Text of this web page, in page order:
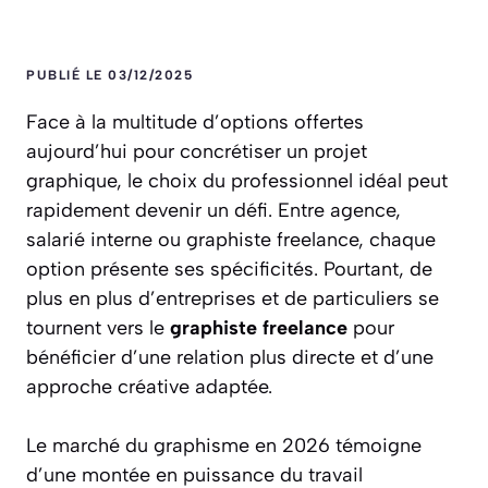
PUBLIÉ LE 03/12/2025
Face à la multitude d’options offertes
aujourd’hui pour concrétiser un projet
graphique, le choix du professionnel idéal peut
rapidement devenir un défi. Entre agence,
salarié interne ou graphiste freelance, chaque
option présente ses spécificités. Pourtant, de
plus en plus d’entreprises et de particuliers se
tournent vers le graphiste freelance pour
bénéficier d’une relation plus directe et d’une
approche créative adaptée.
Le marché du graphisme en 2026 témoigne
d’une montée en puissance du travail